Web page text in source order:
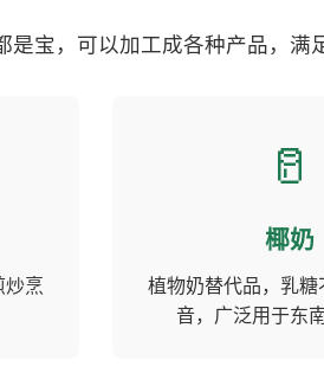
是宝，可以加工成各种产品，满
烹
🥛
椰奶
植物奶替代品，乳
音，广泛用于东